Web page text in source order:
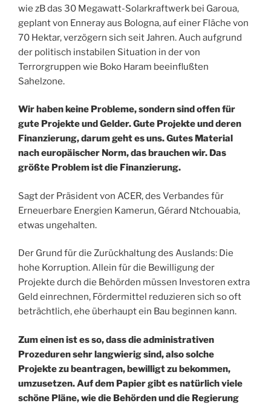
wie zB das 30 Megawatt-Solarkraftwerk bei Garoua,
geplant von Enneray aus Bologna, auf einer Fläche von
70 Hektar, verzögern sich seit Jahren. Auch aufgrund
der politisch instabilen Situation in der von
Terrorgruppen wie Boko Haram beeinflußten
Sahelzone.
Wir haben keine Probleme, sondern sind offen für
gute Projekte und Gelder. Gute Projekte und deren
Finanzierung, darum geht es uns. Gutes Material
nach europäischer Norm, das brauchen wir. Das
größte Problem ist die Finanzierung.
Sagt der Präsident von ACER, des Verbandes für
Erneuerbare Energien Kamerun, Gérard Ntchouabia,
etwas ungehalten.
Der Grund für die Zurückhaltung des Auslands: Die
hohe Korruption. Allein für die Bewilligung der
Projekte durch die Behörden müssen Investoren extra
Geld einrechnen, Fördermittel reduzieren sich so oft
beträchtlich, ehe überhaupt ein Bau beginnen kann.
Zum einen ist es so, dass die administrativen
Prozeduren sehr langwierig sind, also solche
Projekte zu beantragen, bewilligt zu bekommen,
umzusetzen. Auf dem Papier gibt es natürlich viele
schöne Pläne, wie die Behörden und die Regierung